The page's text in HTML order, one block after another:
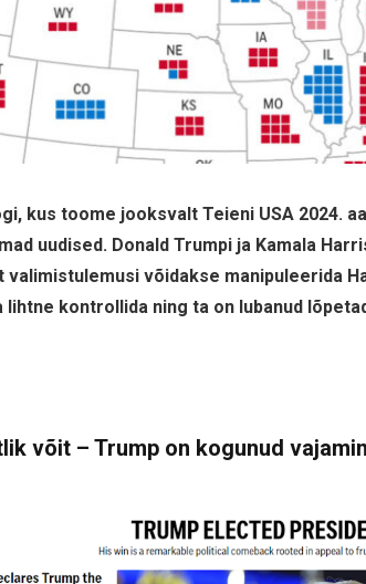
kus toome jooksvalt Teieni USA 2024.
uudised. Donald Trumpi ja Kamala
valimistulemusi võidakse manipuleerida
kontrollida ning ta on lubanud
võit – Trump on kogunud